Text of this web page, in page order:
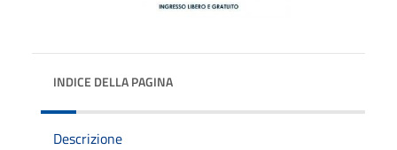
INDICE DELLA PAGINA
Descrizione